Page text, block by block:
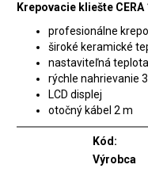
Krepovacie kliešte
profesionálne
široké keramické
nastaviteľná teplota
rýchle nahrievanie
LCD displej
otočný kábel 2 m
Kód:
Výrobca